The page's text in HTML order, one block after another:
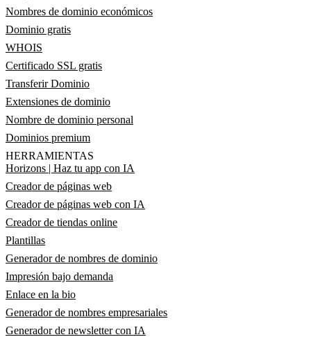
Nombres de dominio económicos
Dominio gratis
WHOIS
Certificado SSL gratis
Transferir Dominio
Extensiones de dominio
Nombre de dominio personal
Dominios premium
HERRAMIENTAS
Horizons | Haz tu app con IA
Creador de páginas web
Creador de páginas web con IA
Creador de tiendas online
Plantillas
Generador de nombres de dominio
Impresión bajo demanda
Enlace en la bio
Generador de nombres empresariales
Generador de newsletter con IA